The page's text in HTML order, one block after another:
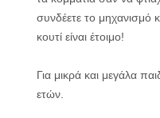
συνδέετε το μηχανισμό
κουτί είναι έτοιμο!
Για μικρά και μεγάλα
ετών.